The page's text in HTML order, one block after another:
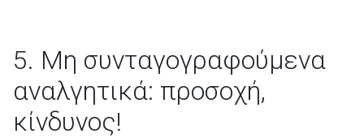
5. Μη συνταγογραφούμενα
αναλγητικά: προσοχή,
κίνδυνος!